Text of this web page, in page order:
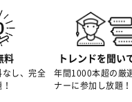
料
し、完全
トレンドを聞い
年間1000本超の厳
ナーに参加し放題！